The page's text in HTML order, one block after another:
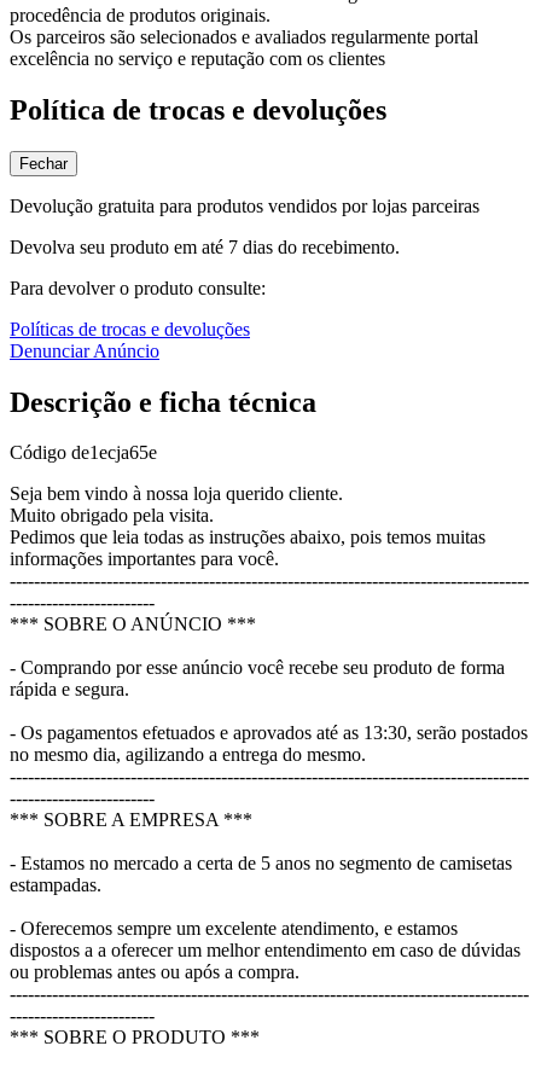
procedência de produtos originais.
Os parceiros são selecionados e avaliados regularmente portal
excelência no serviço e reputação com os clientes
Política de trocas e devoluções
Fechar
Devolução gratuita para produtos vendidos por lojas parceiras
Devolva seu produto em até 7 dias do recebimento.
Para devolver o produto consulte:
Políticas de trocas e devoluções
Denunciar Anúncio
Descrição e ficha técnica
Código de1ecja65e
Seja bem vindo à nossa loja querido cliente.
Muito obrigado pela visita.
Pedimos que leia todas as instruções abaixo, pois temos muitas
informações importantes para você.
--------------------------------------------------------------------------------------
------------------------
*** SOBRE O ANÚNCIO ***
- Comprando por esse anúncio você recebe seu produto de forma
rápida e segura.
- Os pagamentos efetuados e aprovados até as 13:30, serão postados
no mesmo dia, agilizando a entrega do mesmo.
--------------------------------------------------------------------------------------
------------------------
*** SOBRE A EMPRESA ***
- Estamos no mercado a certa de 5 anos no segmento de camisetas
estampadas.
- Oferecemos sempre um excelente atendimento, e estamos
dispostos a a oferecer um melhor entendimento em caso de dúvidas
ou problemas antes ou após a compra.
--------------------------------------------------------------------------------------
------------------------
*** SOBRE O PRODUTO ***